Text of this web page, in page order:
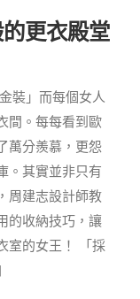
的更衣殿堂
裝」而每個女人
間。每每看到歐
萬分羨慕，更怨
。其實並非只有
周建志設計師教
的收納技巧，讓
室的女王！ 「採